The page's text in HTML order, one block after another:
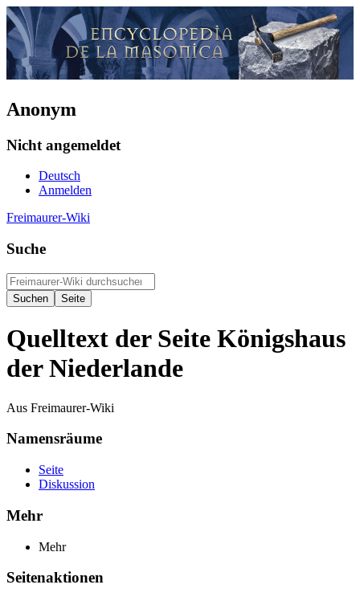
Anonym
Nicht angemeldet
Deutsch
Anmelden
Freimaurer-Wiki
Suche
Quelltext der Seite Königshaus
der Niederlande
Aus Freimaurer-Wiki
Namensräume
Seite
Diskussion
Mehr
Mehr
Seitenaktionen